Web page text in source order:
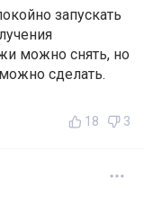
запускать
можно снять, но
сделать.
18 3